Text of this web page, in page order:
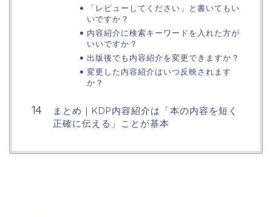
「レビューしてください」と書いてもい
いですか？
内容紹介に検索キーワードを入れた方が
いいですか？
出版後でも内容紹介を変更できますか？
変更した内容紹介はいつ反映されます
か？
まとめ｜KDP内容紹介は「本の内容を短く
正確に伝える」ことが基本